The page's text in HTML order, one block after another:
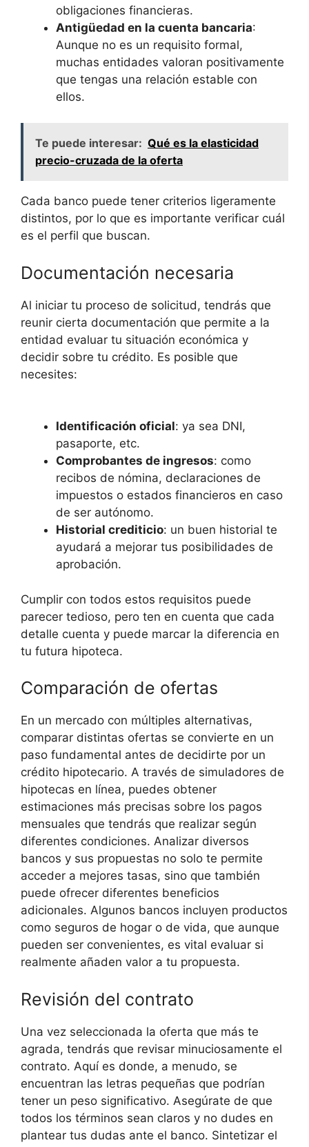
obligaciones financieras.
Antigüedad en la cuenta bancaria:
Aunque no es un‍ requisito formal,
muchas entidades valoran positivamente
que tengas una relación estable con
ellos.
Te puede interesar: Qué es la elasticidad
precio-cruzada de la oferta
Cada banco puede tener criterios⁢ ligeramente
distintos, por lo que es importante‍ verificar cuál
es el perfil que buscan.
Documentación⁣ necesaria
Al iniciar tu proceso de solicitud, tendrás que
reunir cierta documentación que permite ​a la
entidad ​evaluar tu situación ⁣económica y
decidir sobre tu ⁤crédito. ⁣Es posible que
necesites:
Identificación oficial: ya sea DNI,
pasaporte, etc.
Comprobantes de ingresos: como
recibos de nómina, declaraciones de
impuestos o estados financieros en caso
de ser autónomo.
Historial crediticio: un buen⁤ historial te
ayudará a mejorar tus posibilidades de
aprobación.
Cumplir ⁢con todos estos requisitos puede
parecer tedioso, pero ten en cuenta que cada
detalle cuenta y puede marcar la diferencia en
tu futura hipoteca.
Comparación de ofertas
En⁤ un mercado con múltiples alternativas,
comparar distintas‍ ofertas se convierte en un
paso‌ fundamental antes de decidirte por un
crédito hipotecario. A través de simuladores de
hipotecas en línea,⁤ puedes obtener
estimaciones más precisas sobre los pagos
mensuales que tendrás que realizar según
diferentes⁤ condiciones. Analizar diversos
bancos y⁢ sus propuestas no solo te permite
acceder a mejores tasas, sino que también
puede ofrecer diferentes beneficios
adicionales. Algunos bancos incluyen productos
como seguros de hogar o de vida, que ⁣aunque
pueden​ ser convenientes, es vital evaluar ⁣si
realmente añaden ​valor a tu propuesta.
Revisión del contrato
Una vez seleccionada la oferta que más te
agrada, tendrás que ‍revisar minuciosamente el
contrato. Aquí es donde, a menudo, se⁣
encuentran las letras pequeñas que podrían
tener un​ peso significativo. Asegúrate de que
todos los términos sean claros y no dudes en
plantear tus ⁣dudas ante el banco. Sintetizar el ‌